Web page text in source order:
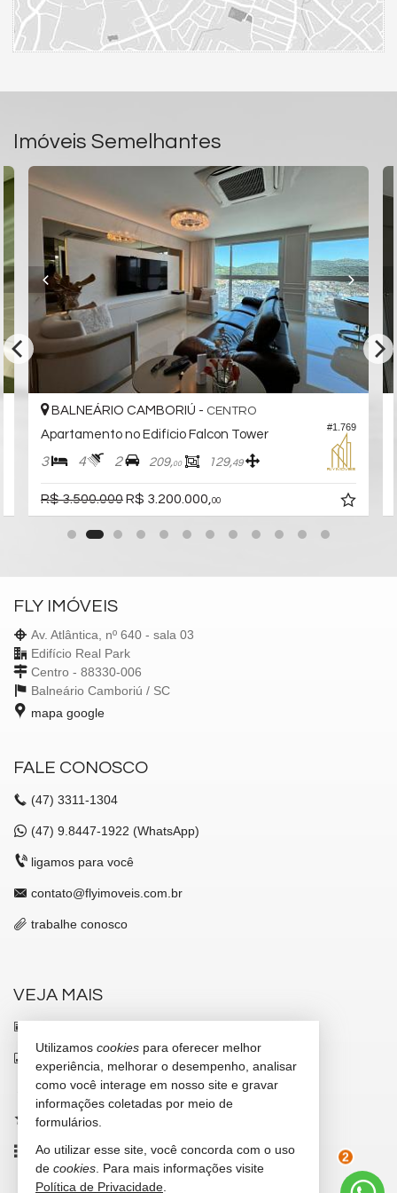
Rua 1111, nº 380
Centro
Balneário Camboriú /SC
Imóveis Semelhantes
#1.769
BALNEÁRIO CAMBORIÚ - CENTRO
Apartamento no Edifício Falcon Tower
3 4 2 209,00 129,49
R$ 3.500.000R$ 3.200.000,00
FLY IMÓVEIS
Av. Atlântica, nº 640 - sala 03
Edifício Real Park
Centro - 88330-006
Balneário Camboriú / SC
mapa google
FALE CONOSCO
(47) 3311-1304
(47) 9.8447-1922 (WhatsApp)
ligamos para você
contato@flyimoveis.com.br
trabalhe conosco
VEJA MAIS
indicadores financeiros
cadastre seu imóvel
imóveis favoritos
mapa de imóveis
2
Utilizamos cookies para oferecer melhor
experiência, melhorar o desempenho, analisar
como você interage em nosso site e gravar
informações coletadas por meio de
formulários.
Ao utilizar esse site, você concorda com o uso
de cookies . Para mais informações visite
Política de Privacidade